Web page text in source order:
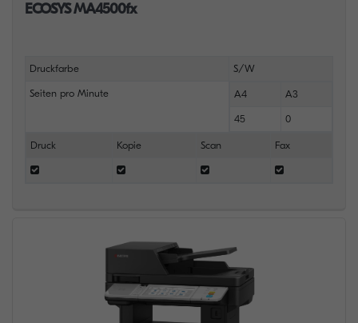
ECOSYS MA4500fx
Druckfarbe S/W
Seiten pro Minute A4 A3
45 0
Druck Kopie Scan Fax